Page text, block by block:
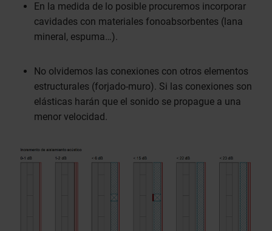
En la medida de lo posible procuremos incorporar
cavidades con materiales fonoabsorbentes (lana
mineral, espuma…).
No olvidemos las conexiones con otros elementos
estructurales (forjado-muro). Si las conexiones son
elásticas harán que el sonido se propague a una
menor velocidad.